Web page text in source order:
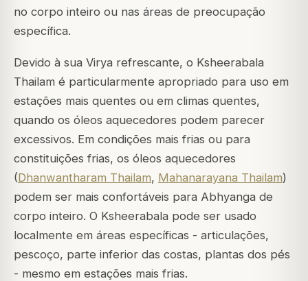
no corpo inteiro ou nas áreas de preocupação
específica.
Devido à sua Virya refrescante, o Ksheerabala
Thailam é particularmente apropriado para uso em
estações mais quentes ou em climas quentes,
quando os óleos aquecedores podem parecer
excessivos. Em condições mais frias ou para
constituições frias, os óleos aquecedores
(Dhanwantharam Thailam, Mahanarayana Thailam)
podem ser mais confortáveis para Abhyanga de
corpo inteiro. O Ksheerabala pode ser usado
localmente em áreas específicas - articulações,
pescoço, parte inferior das costas, plantas dos pés
- mesmo em estações mais frias.